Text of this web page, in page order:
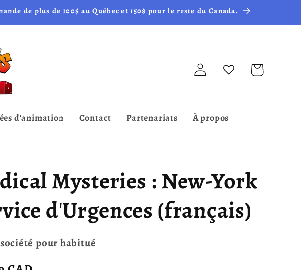
de plus de 100$ au Québec et 150$ pour le reste du Canada.
d'animation Contact Partenariats À propos
Connexion Panier
Mysteries : New-York
d'Urgences (français)
société pour habitué